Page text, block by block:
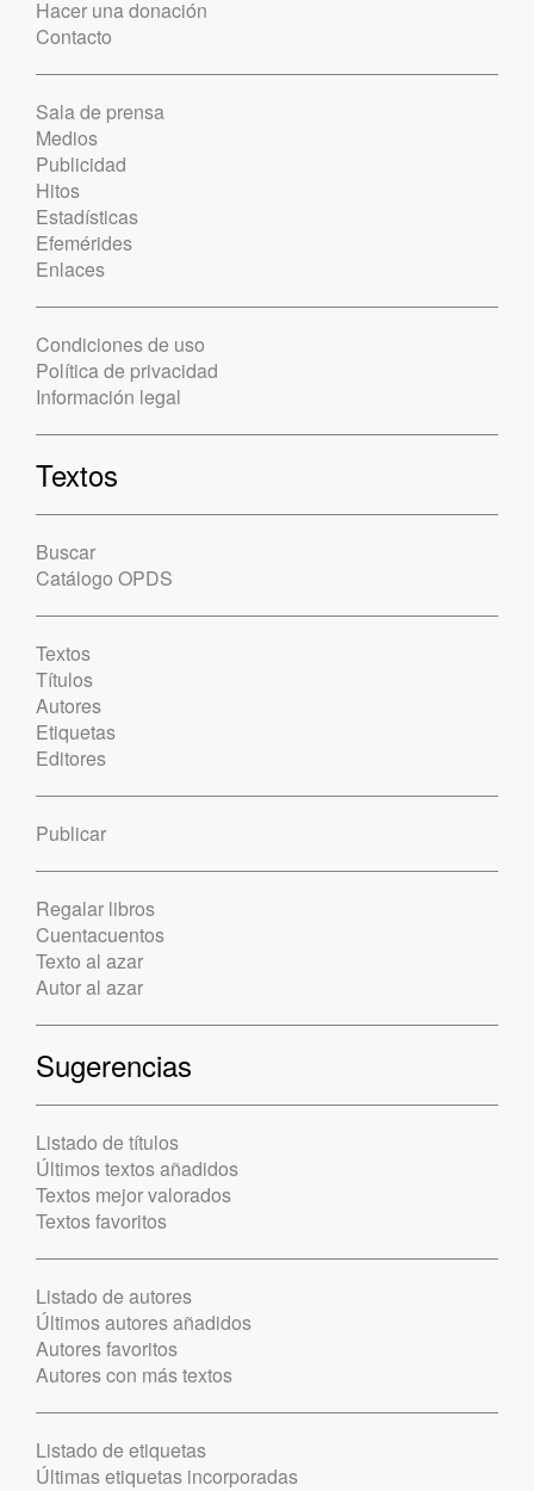
Hacer una donación
Contacto
Sala de prensa
Medios
Publicidad
Hitos
Estadísticas
Efemérides
Enlaces
Condiciones de uso
Política de privacidad
Información legal
Textos
Buscar
Catálogo OPDS
Textos
Títulos
Autores
Etiquetas
Editores
Publicar
Regalar libros
Cuentacuentos
Texto al azar
Autor al azar
Sugerencias
Listado de títulos
Últimos textos añadidos
Textos mejor valorados
Textos favoritos
Listado de autores
Últimos autores añadidos
Autores favoritos
Autores con más textos
Listado de etiquetas
Últimas etiquetas incorporadas